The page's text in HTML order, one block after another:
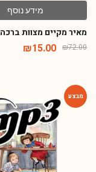
מידע נוסף
מאיר מקיים מצוות ברכה
₪72.00
₪15.00